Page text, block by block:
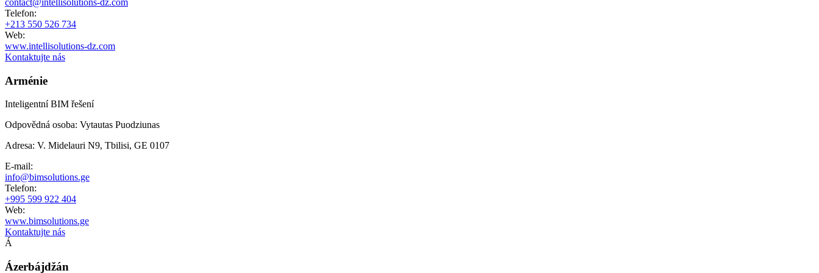
contact@intellisolutions-dz.com
Telefon:
+213 550 526 734
Web:
www.intellisolutions-dz.com
Kontaktujte nás
Arménie
Inteligentní BIM řešení
Odpovědná osoba: Vytautas Puodziunas
Adresa: V. Midelauri N9, Tbilisi, GE 0107
E-mail:
info@bimsolutions.ge
Telefon:
+995 599 922 404
Web:
www.bimsolutions.ge
Kontaktujte nás
Á
Ázerbájdžán